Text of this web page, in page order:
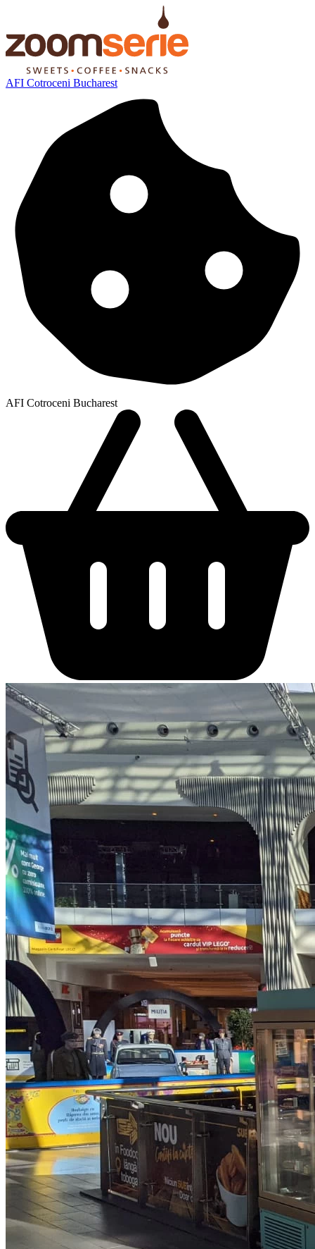
AFI Cotroceni Bucharest
AFI Cotroceni Bucharest